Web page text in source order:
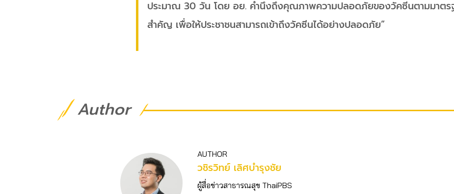
ประมาณ 30 วัน โดย อย. คำนึงถึงคุณภาพความปลอดภัยของวัคซีนตามมาตร
สำคัญ เพื่อให้ประชาชนสามารถเข้าถึงวัคซีนได้อย่างปลอดภัย”
Author
AUTHOR
วชิร​วิทย์​ เลิศบำรุงชัย
ผู้สื่อข่าวสาธารณสุข ThaiPBS